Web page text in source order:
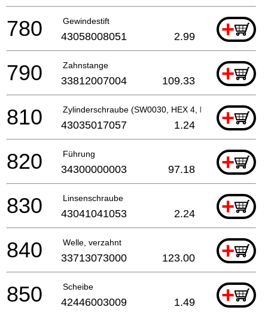
Gewindestift +
780 43058008051 2.99
Zahnstange +
790 33812007004 109.33
Zylinderschraube (SW0030, HEX 4, M 5, L 20 MM)
+
810 43035017057 1.24
Führung +
820 34300000003 97.18
Linsenschraube +
830 43041041053 2.24
Welle, verzahnt +
840 33713073000 123.00
Scheibe +
850 42446003009 1.49